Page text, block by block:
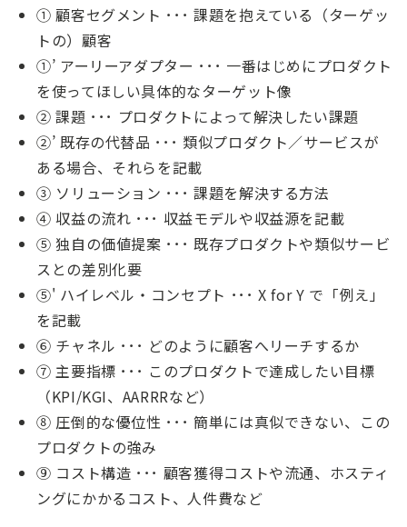
① 顧客セグメント ･･･ 課題を抱えている（ターゲッ
トの）顧客
①’ アーリーアダプター ･･･ 一番はじめにプロダクト
を使ってほしい具体的なターゲット像
② 課題 ･･･ プロダクトによって解決したい課題
②’ 既存の代替品 ･･･ 類似プロダクト／サービスが
ある場合、それらを記載
③ ソリューション ･･･ 課題を解決する方法
④ 収益の流れ ･･･ 収益モデルや収益源を記載
⑤ 独自の価値提案 ･･･ 既存プロダクトや類似サービ
スとの差別化要
⑤' ハイレベル・コンセプト ･･･ X for Y で「例え」
を記載
⑥ チャネル ･･･ どのように顧客へリーチするか
⑦ 主要指標 ･･･ このプロダクトで達成したい目標
（KPI/KGI、AARRRなど）
⑧ 圧倒的な優位性 ･･･ 簡単には真似できない、この
プロダクトの強み
⑨ コスト構造 ･･･ 顧客獲得コストや流通、ホスティ
ングにかかるコスト、人件費など